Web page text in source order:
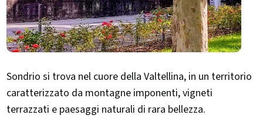
Sondrio si trova nel cuore della Valtellina, in un territorio
caratterizzato da montagne imponenti, vigneti
terrazzati e paesaggi naturali di rara bellezza.